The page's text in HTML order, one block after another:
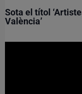
Sota el títol
València’